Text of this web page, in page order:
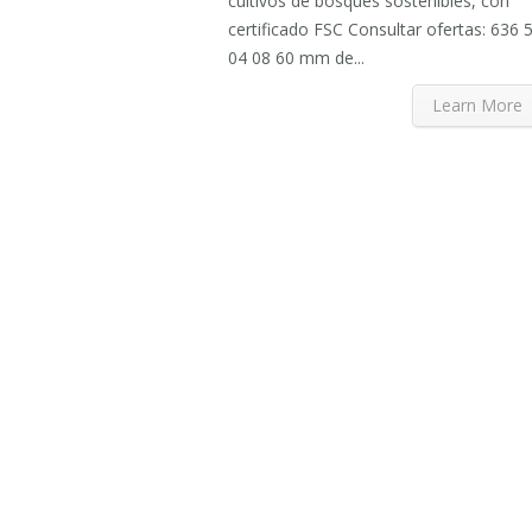
certificado FSC Consultar ofertas: 636
04 08 60 mm de...
Learn More